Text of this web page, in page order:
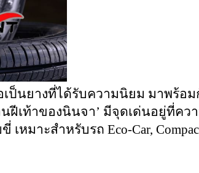
เป็นยางที่ได้รับความนิยม มาพร้อ
ฝีเท้าของนินจา’ มีจุดเด่นอยู่ที่คว
หมาะสำหรับรถ Eco-Car,